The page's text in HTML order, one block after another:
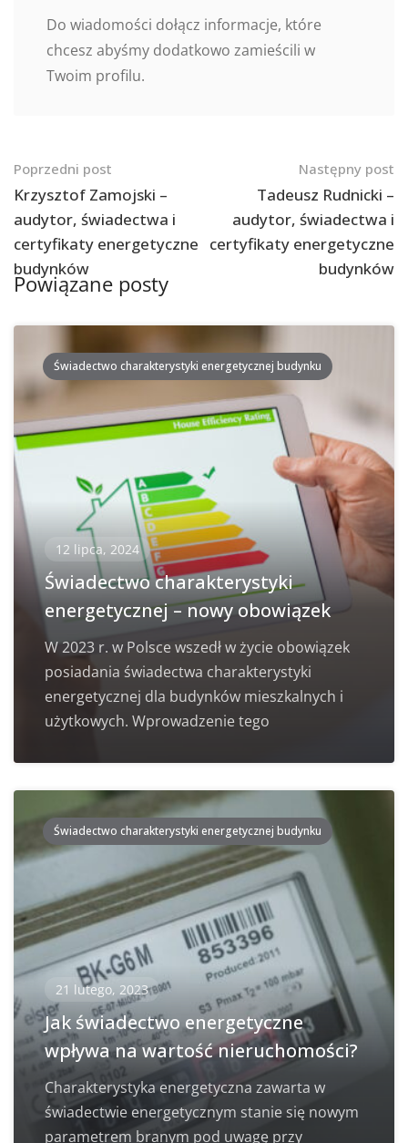
Do wiadomości dołącz informacje, które
chcesz abyśmy dodatkowo zamieścili w
Twoim profilu.
Nawigacja
po
postach
Poprzedni post
Krzysztof Zamojski –
audytor, świadectwa i
certyfikaty energetyczne
budynków
Następny post
Tadeusz Rudnicki –
audytor, świadectwa i
certyfikaty energetyczne
budynków
Powiązane posty
Świadectwo charakterystyki energetycznej budynku
12 lipca, 2024
Świadectwo charakterystyki
energetycznej – nowy obowiązek
W 2023 r. w Polsce wszedł w życie obowiązek
posiadania świadectwa charakterystyki
energetycznej dla budynków mieszkalnych i
użytkowych. Wprowadzenie tego
Świadectwo charakterystyki energetycznej budynku
21 lutego, 2023
Jak świadectwo energetyczne
wpływa na wartość nieruchomości?
Charakterystyka energetyczna zawarta w
świadectwie energetycznym stanie się nowym
parametrem branym pod uwagę przy